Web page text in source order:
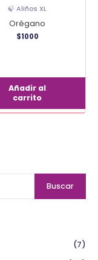
Buscar
(7)
🍃 Aliños XL
Orégano
$1000
Añadir al
carrito